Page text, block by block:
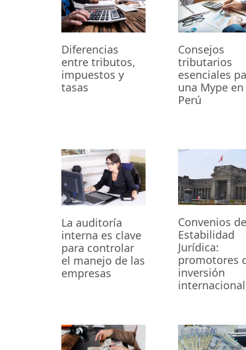
Diferencias
entre tributos,
impuestos y
tasas
Consejos
tributarios
esenciales
una Mype en
Perú
La auditoría
interna es clave
para controlar
el manejo de las
empresas
Convenios de
Estabilidad
Jurídica:
promotores
inversión
internacional